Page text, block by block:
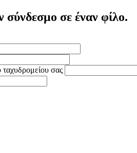
σύνδεσμο σε έναν φίλο.
σας